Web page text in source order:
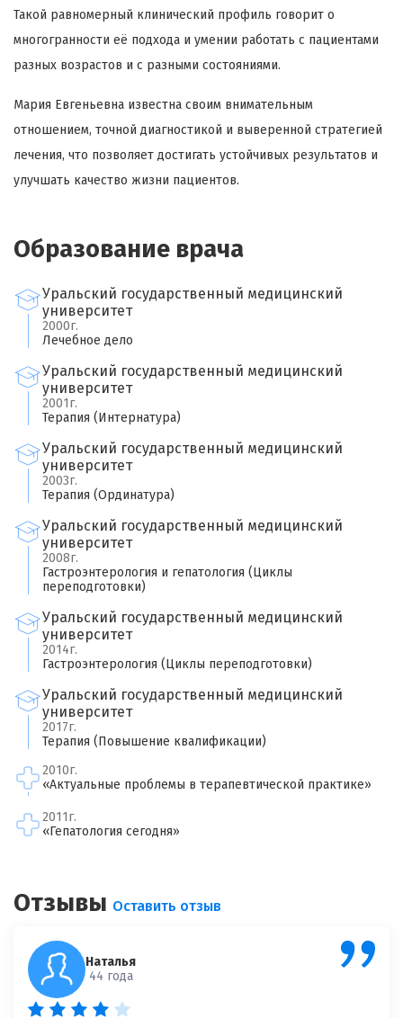
Такой равномерный клинический профиль говорит о
многогранности её подхода и умении работать с пациентами
разных возрастов и с разными состояниями.
Мария Евгеньевна известна своим внимательным
отношением, точной диагностикой и выверенной стратегией
лечения, что позволяет достигать устойчивых результатов и
улучшать качество жизни пациентов.
Образование врача
Уральский государственный медицинский
университет
2000г.
Лечебное дело
Уральский государственный медицинский
университет
2001г.
Терапия (Интернатура)
Уральский государственный медицинский
университет
2003г.
Терапия (Ординатура)
Уральский государственный медицинский
университет
2008г.
Гастроэнтерология и гепатология (Циклы
переподготовки)
Уральский государственный медицинский
университет
2014г.
Гастроэнтерология (Циклы переподготовки)
Уральский государственный медицинский
университет
2017г.
Терапия (Повышение квалификации)
2010г.
«Актуальные проблемы в терапевтической практике»
2011г.
«Гепатология сегодня»
Отзывы Оставить отзыв
Наталья
44 года
Оставить свой отзыв
Имя
Ваш возраст
Ваша оценка врачу*